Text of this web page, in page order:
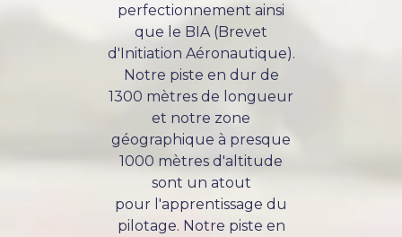
perfectionnement ainsi
que le BIA (Brevet
d'Initiation Aéronautique).
Notre piste en dur de
1300 mètres de longueur
et notre zone
géographique à presque
1000 mètres d'altitude
sont un atout
pour l'apprentissage du
pilotage. Notre piste en